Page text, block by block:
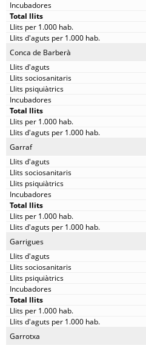
Conca de Barberà
Garraf
Garrigues
Garrotxa